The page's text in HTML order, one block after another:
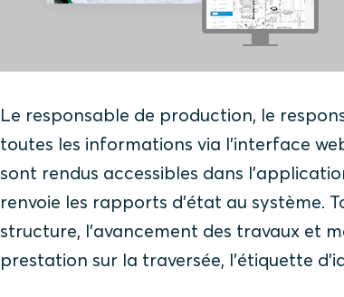
Le responsable de production, le
toutes les informations via l'interface
sont rendus accessibles dans
renvoie les rapports d'état au système.
structure, l'avancement des travaux et
prestation sur la traversée, l'étiquette